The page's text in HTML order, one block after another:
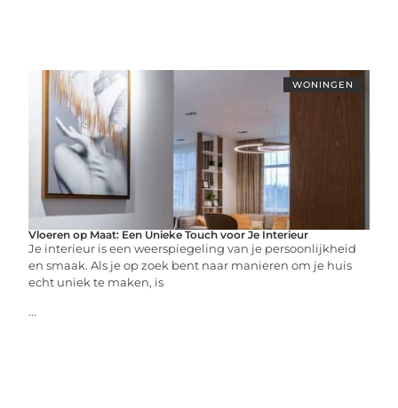
WONINGEN
Vloeren op Maat: Een Unieke Touch voor Je Interieur
Je interieur is een weerspiegeling van je persoonlijkheid
en smaak. Als je op zoek bent naar manieren om je huis
echt uniek te maken, is
...